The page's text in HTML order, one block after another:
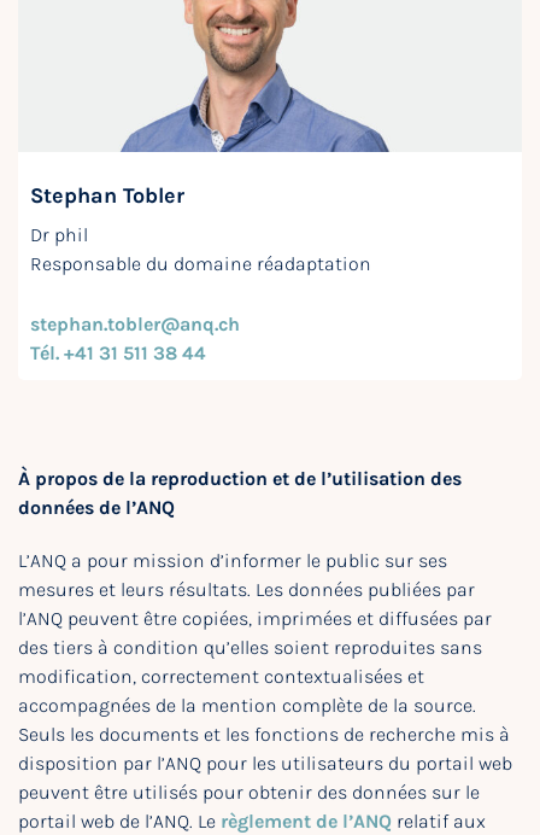
Stephan Tobler
Dr phil
Responsable du domaine réadaptation
stephan.tobler@anq.ch
Tél. +41 31 511 38 44
À propos de la reproduction et de l’utilisation des
données de l’ANQ
L’ANQ a pour mission d’informer le public sur ses
mesures et leurs résultats. Les données publiées par
l’ANQ peuvent être copiées, imprimées et diffusées par
des tiers à condition qu’elles soient reproduites sans
modification, correctement contextualisées et
accompagnées de la mention complète de la source.
Seuls les documents et les fonctions de recherche mis à
disposition par l’ANQ pour les utilisateurs du portail web
peuvent être utilisés pour obtenir des données sur le
portail web de l’ANQ. Le règlement de l’ANQ relatif aux